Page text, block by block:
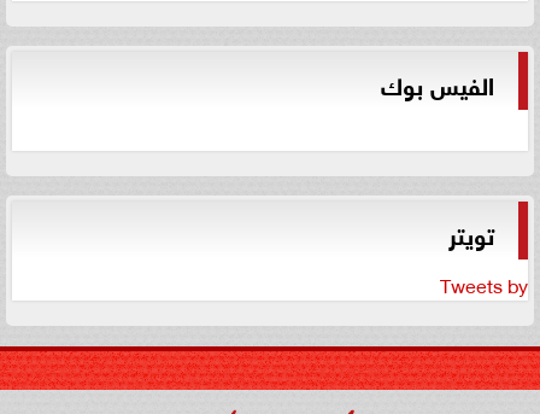
الفيس بوك
تويتر
Tweets by